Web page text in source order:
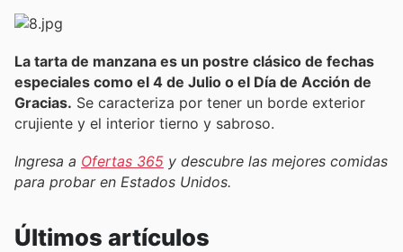
La tarta de manzana es un postre clásico de fechas
especiales como el 4 de Julio o el Día de Acción de
Gracias. Se caracteriza por tener un borde exterior
crujiente y el interior tierno y sabroso.
Ingresa a Ofertas 365 y descubre las mejores comidas
para probar en Estados Unidos.
Últimos artículos